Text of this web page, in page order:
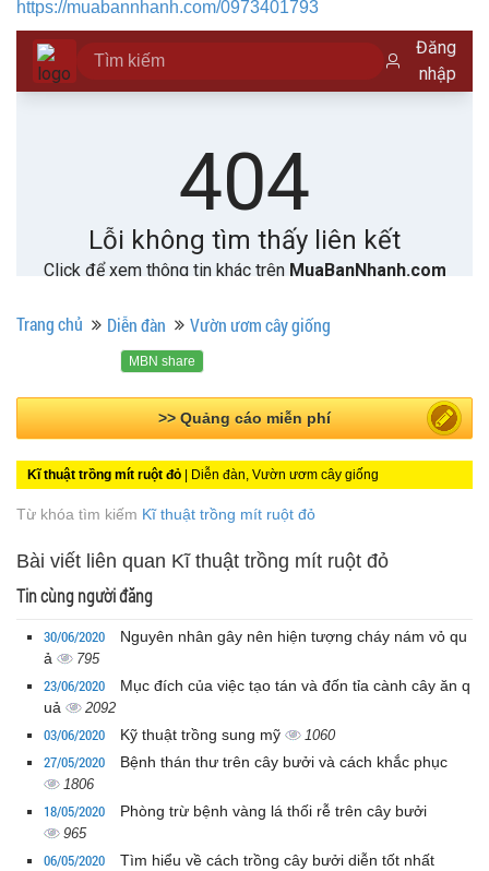
https://muabannhanh.com/0973401793
Trang chủ Diễn đàn Vườn ươm cây giống
MBN share
>> Bài PR miễn phí
Kĩ thuật trồng mít ruột đỏ | Diễn đàn, Vườn ươm cây giống
Từ khóa tìm kiếm Kĩ thuật trồng mít ruột đỏ
Bài viết liên quan Kĩ thuật trồng mít ruột đỏ
Tin cùng người đăng
30/06/2020
Nguyên nhân gây nên hiện tượng cháy nám vỏ qu
ả
795
23/06/2020
Mục đích của việc tạo tán và đốn tỉa cành cây ăn q
uả
2092
03/06/2020 Kỹ thuật trồng sung mỹ 1060
27/05/2020 Bệnh thán thư trên cây bưởi và cách khắc phục
1806
18/05/2020 Phòng trừ bệnh vàng lá thối rễ trên cây bưởi
965
06/05/2020 Tìm hiểu về cách trồng cây bưởi diễn tốt nhất